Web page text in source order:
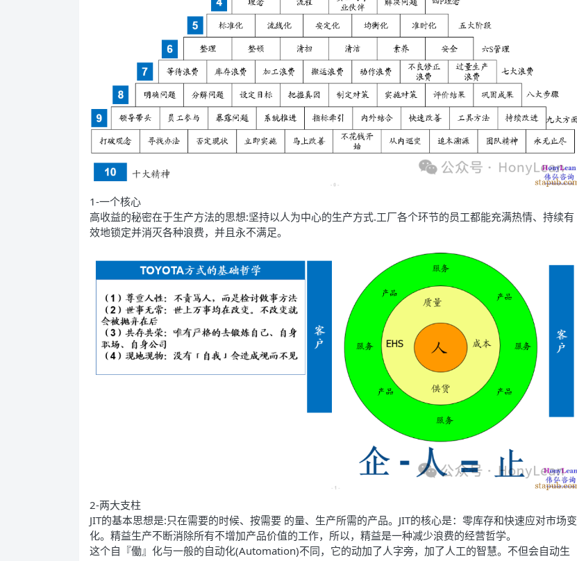
1-一个核心
高收益的秘密在于生产方法的思想:坚持以人为中心的生产方式.工厂各个环节的员工都能充满热情、持续有
效地锁定并消灭各种浪费，并且永不满足。
2-两大支柱
JIT的基本思想是:只在需要的时候、按需要 的量、生产所需的产品。JIT的核心是：零库存和快速应对市场变
化。精益生产不断消除所有不增加产品价值的工作，所以，精益是一种减少浪费的经营哲学。
这个自『働』化与一般的自动化(Automation)不同，它的动加了人字旁，加了人工的智慧。不但会自动生